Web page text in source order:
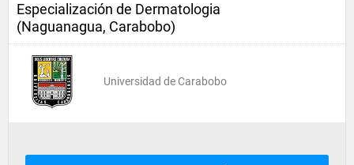
Especialización de Dermatologia
(Naguanagua, Carabobo)
Universidad de Carabobo